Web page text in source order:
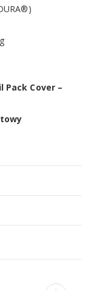
Pack Cover –